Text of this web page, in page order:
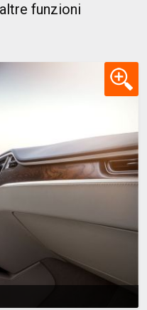
funzioni